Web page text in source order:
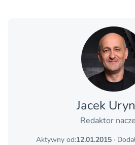
Jacek
Redaktor
Aktywny od:12.01.2015·